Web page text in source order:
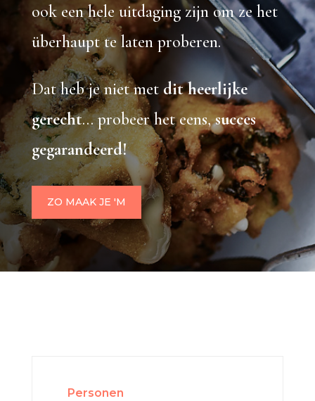
ook een hele uitdaging zijn om ze het
überhaupt te laten proberen.
Dat heb je niet met dit heerlijke
gerecht… probeer het eens,succes
gegarandeerd!
ZO MAAK JE 'M
Personen